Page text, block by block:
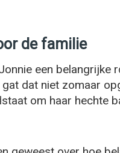
de familie
een belangrijke
dat niet zomaar
om haar hechte